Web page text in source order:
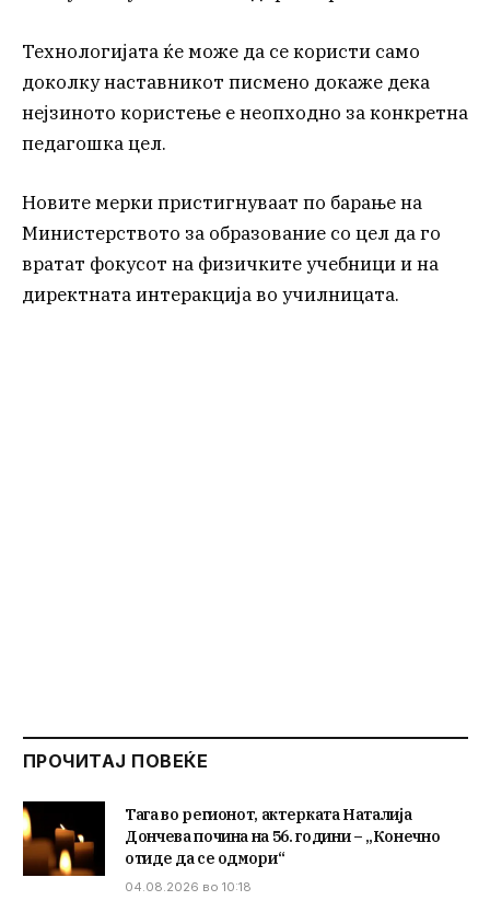
Технологијата ќе може да се користи само
доколку наставникот писмено докаже дека
нејзиното користење е неопходно за конкретна
педагошка цел.
Новите мерки пристигнуваат по барање на
Министерството за образование со цел да го
вратат фокусот на физичките учебници и на
директната интеракција во училницата.
ПРОЧИТАЈ ПОВЕЌЕ
Тага во регионот, актерката Наталија
Дончева почина на 56. години – „Конечно
отиде да се одмори“
04.08.2026 во 10:18